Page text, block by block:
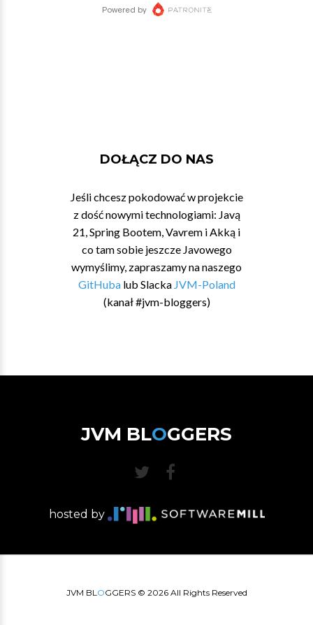
DOŁĄCZ DO NAS
Jeśli chcesz pokodować w projekcie
z dość nowymi technologiami: Javą
21, Spring Bootem, Vavrem i Akką i
co tam sobie jeszcze Javowego
wymyślimy, zapraszamy na naszego
GitHubalub Slacka JVM-Poland
(kanał #jvm-bloggers)
JVM BLOGGERS
hosted by
JVM BLOGGERS © 2026All Rights Reserved